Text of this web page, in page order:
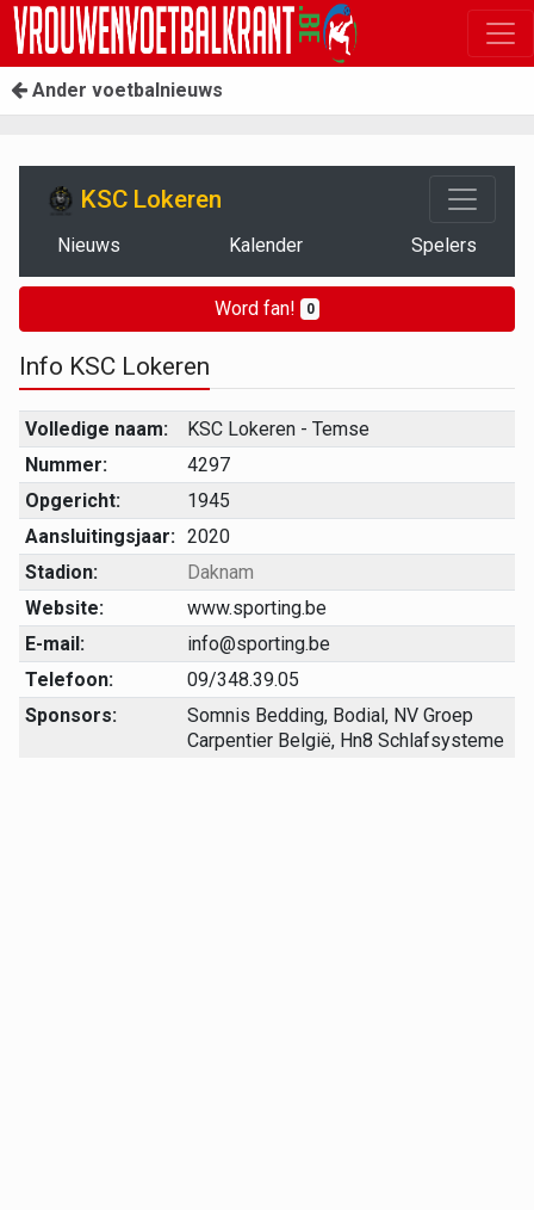
Ander voetbalnieuws
KSC Lokeren
Nieuws Kalender Spelers
Word fan! 0
Info KSC Lokeren
Volledige naam:
KSC Lokeren - Temse
Nummer:
4297
Opgericht:
1945
Aansluitingsjaar: 2020
Stadion:
Daknam
Website:
www.sporting.be
E-mail:
info@sporting.be
Telefoon:
09/348.39.05
Sponsors:
Somnis Bedding, Bodial, NV Groep
Carpentier België, Hn8 Schlafsysteme